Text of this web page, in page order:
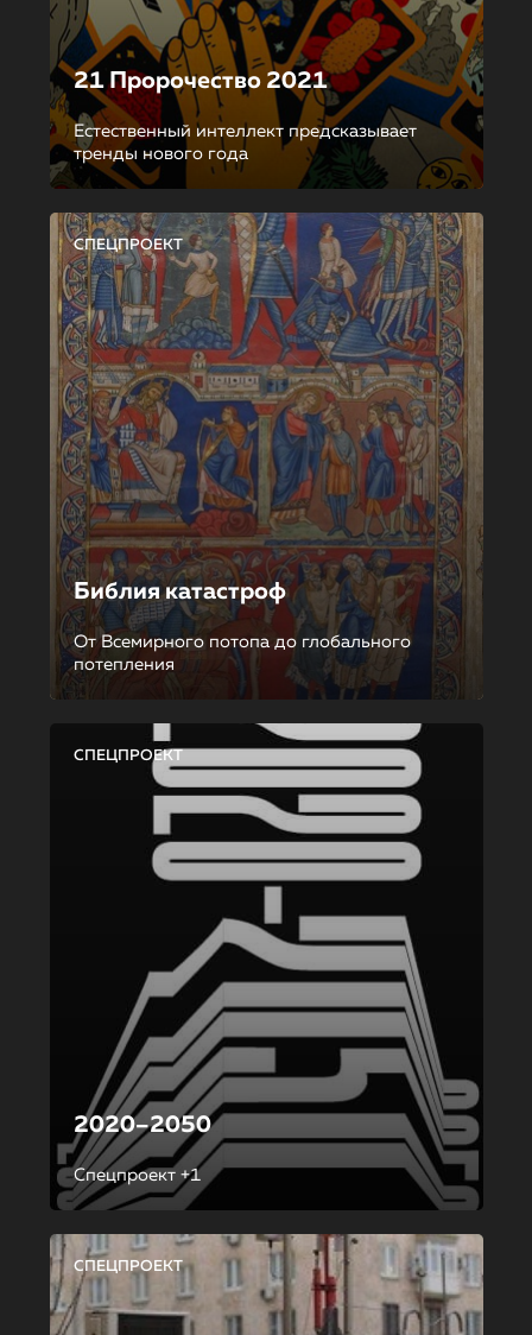
21 Пророчество 2021
Естественный интеллект предсказывает
тренды нового года
СПЕЦПРОЕКТ
Библия катастроф
От Всемирного потопа до глобального
потепления
СПЕЦПРОЕКТ
2020–2050
Спецпроект +1
СПЕЦПРОЕКТ